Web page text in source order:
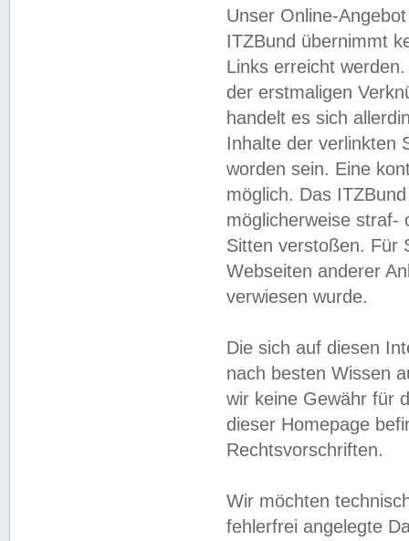
Unser Online-
ITZBund übernimmt
Links erreicht
der erstmaligen
handelt es sich
Inhalte der verlinkten
worden sein. Eine
möglich. Das
möglicherweise straf-
Sitten verstoßen. Für
Webseiten anderer
verwiesen wurde.
Die sich auf diesen
nach besten Wissen
wir keine Gewähr für
dieser Homepage
Rechtsvorschriften.
Wir möchten
fehlerfrei angelegte